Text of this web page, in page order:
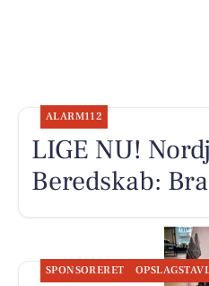
ALARM112
LIGE NU!
Beredskab:
SPONSORERET